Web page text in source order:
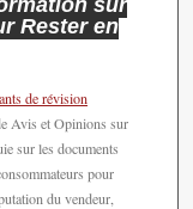
Rester en
de révision
Avis et Opinions sur
sur les documents
pour
du vendeur,